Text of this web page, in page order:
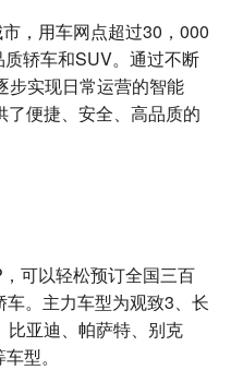
，用车网点超过30，000
轿车和SUV。通过不断
步实现日常运营的智能
便捷、安全、高品质的
可以轻松预订全国三百
。主力车型为观致3、长
比亚迪、帕萨特、别克
型。